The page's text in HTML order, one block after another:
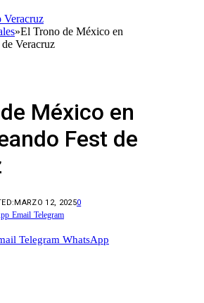
»El Trono de México en
Veracruz
México en
Fest de
MARZO 12, 20250
Email Telegram
Telegram WhatsApp